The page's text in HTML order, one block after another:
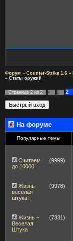
Форум » Counter-Strike 1.6 »
» Статы оружий
Страница 2 из 2 « 1
2
На форуме
Популярные темы
Считаем
до 10000
(9999)
Жизнь
веселая
штука!
(9978)
Жизнь –
Веселая
Штука
(7331)